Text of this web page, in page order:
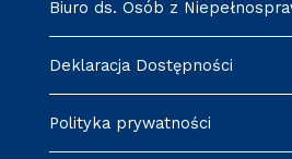
Biuro ds. Osób z
Deklaracja Dostępności
Polityka prywatności